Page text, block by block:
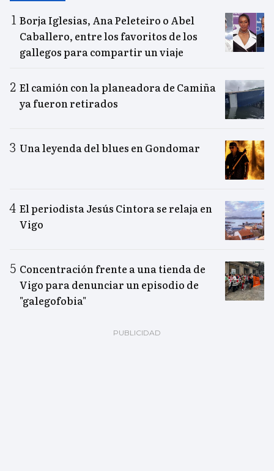
Borja Iglesias, Ana Peleteiro o Abel
Caballero, entre los favoritos de los
gallegos para compartir un viaje
El camión con la planeadora de Camiña
ya fueron retirados
Una leyenda del blues en Gondomar
El periodista Jesús Cintora se relaja en
Vigo
Concentración frente a una tienda de
Vigo para denunciar un episodio de
"galegofobia"